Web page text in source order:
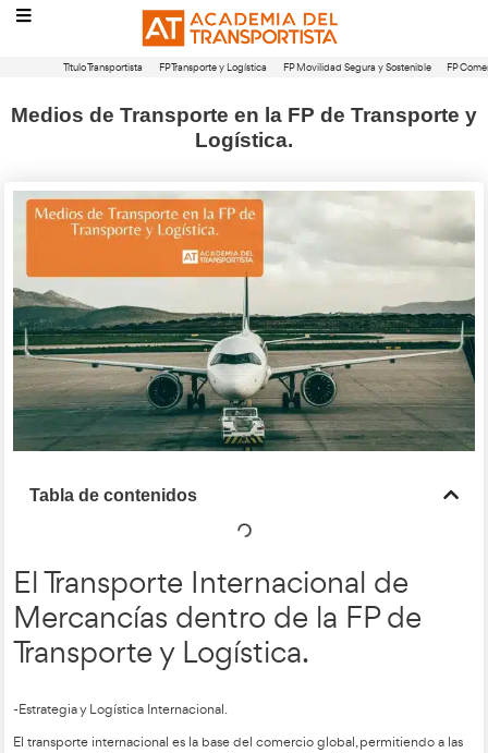
Medios de Transporte en la FP de
Tabla de contenidos